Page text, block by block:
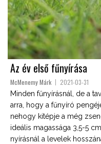
Az év első fűnyírása
McMenemy Márk 2021-03-31
Minden fűnyírásnál, de a
arra, hogy a fűnyíró
nehogy kitépje a még
ideális magassága 3,5-5
nyírásnál a levelek